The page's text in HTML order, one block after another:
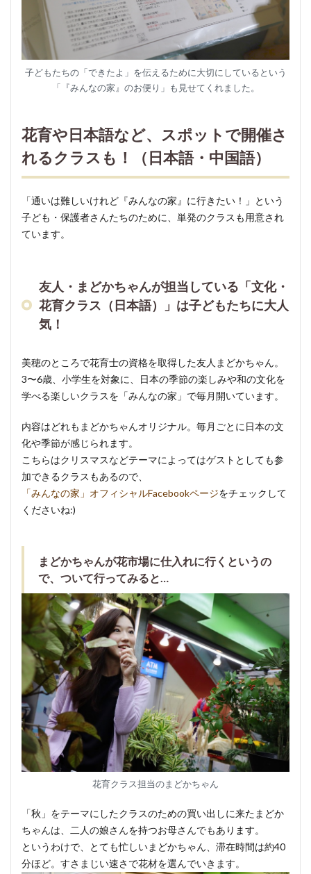
子どもたちの「できたよ」を伝えるために大切にしているという
「『みんなの家』のお便り」も見せてくれました。
花育や日本語など、スポットで開催さ
れるクラスも！（日本語・中国語）
「通いは難しいけれど『みんなの家』に行きたい！」という
子ども・保護者さんたちのために、単発のクラスも用意され
ています。
友人・まどかちゃんが担当している「文化・
花育クラス（日本語）」は子どもたちに大人
気！
美穂のところで花育士の資格を取得した友人まどかちゃん。
3〜6歳、小学生を対象に、日本の季節の楽しみや和の文化を
学べる楽しいクラスを「みんなの家」で毎月開いています。
内容はどれもまどかちゃんオリジナル。毎月ごとに日本の文
化や季節が感じられます。
こちらはクリスマスなどテーマによってはゲストとしても参
加できるクラスもあるので、
「みんなの家」オフィシャルFacebookページをチェックして
くださいね:)
まどかちゃんが花市場に仕入れに行くというの
で、ついて行ってみると…
花育クラス担当のまどかちゃん
「秋」をテーマにしたクラスのための買い出しに来たまどか
ちゃんは、二人の娘さんを持つお母さんでもあります。
というわけで、とても忙しいまどかちゃん、滞在時間は約40
分ほど。すさまじい速さで花材を選んでいきます。